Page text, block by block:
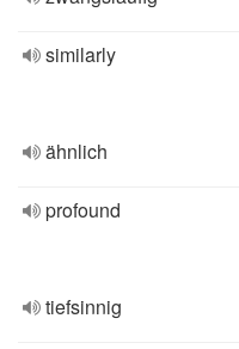
similarly
ähnlich
profound
tiefsinnig